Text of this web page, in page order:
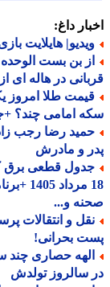
داغ:
هایلایت بازی
بن بست الوحده تا
در هاله ای از
امامی چند؟
رضا رجب زاده
و مادرش
قطعی برق
18 مرداد
و...
بحرانی!
حصاری چند ساله
سالروز تولدش